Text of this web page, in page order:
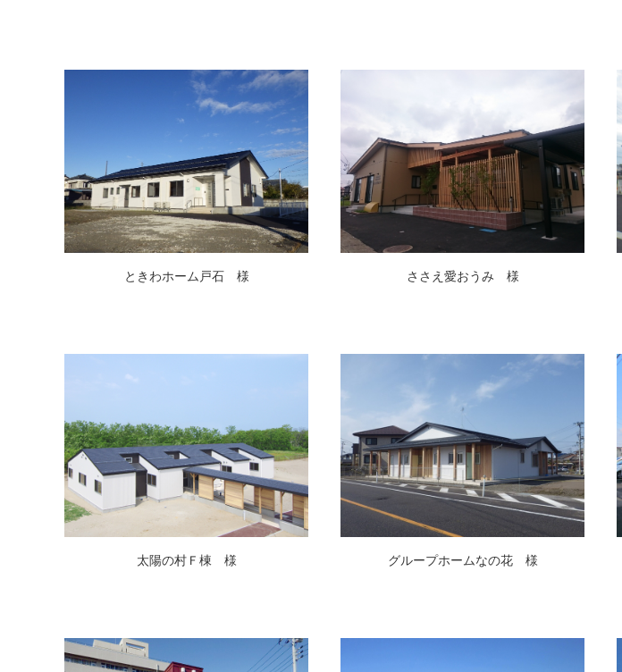
ときわホーム戸石 様 ささえ愛おうみ 様
太陽の村Ｆ棟 様 グループホームなの花 様